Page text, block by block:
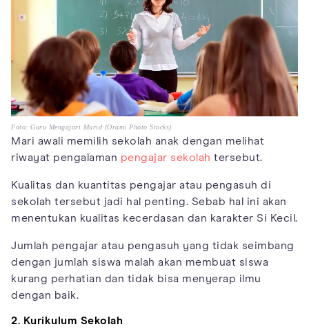
Foto: Guru Mengajari Murid (Orami Photo Stocks)
Mari awali memilih sekolah anak dengan melihat
riwayat pengalaman pengajar sekolah tersebut.
Kualitas dan kuantitas pengajar atau pengasuh di
sekolah tersebut jadi hal penting. Sebab hal ini akan
menentukan kualitas kecerdasan dan karakter Si Kecil.
Jumlah pengajar atau pengasuh yang tidak seimbang
dengan jumlah siswa malah akan membuat siswa
kurang perhatian dan tidak bisa menyerap ilmu
dengan baik.
2. Kurikulum Sekolah